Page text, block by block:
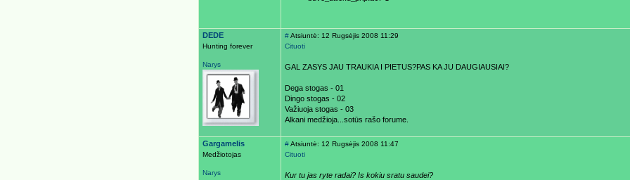
DEDE
Hunting forever
Narys
#Atsiuntė: 12 Rugsėjis 2008 11:29
Cituoti
GAL ZASYS JAU TRAUKIA I PIETUS?PAS KA JU DAUGIAUSIAI?
Dega stogas - 01
Dingo stogas - 02
Važiuoja stogas - 03
Alkani medžioja...sotūs rašo forume.
Gargamelis
Medžiotojas
Narys
#Atsiuntė: 12 Rugsėjis 2008 11:47
Cituoti
Kur tu jas ryte radai? Is kokiu sratu saudei?